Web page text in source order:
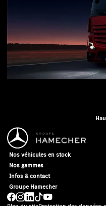
Nos véhicules en stock
Nos gammes
Infos & contact
Groupe Hamecher